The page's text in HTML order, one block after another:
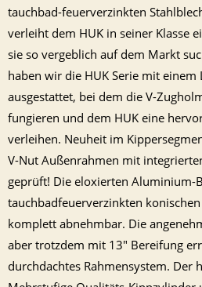
tauchbad-feuerverzinkten
verleiht dem HUK in seiner Klasse
sie so vergeblich auf dem Markt
haben wir die HUK Serie mit einem
ausgestattet, bei dem die V-
fungieren und dem HUK eine
verleihen. Neuheit im
V-Nut Außenrahmen mit
geprüft! Die eloxierten Aluminium-
tauchbadfeuerverzinkten
komplett abnehmbar. Die
aber trotzdem mit 13" Bereifung
durchdachtes Rahmensystem. Der